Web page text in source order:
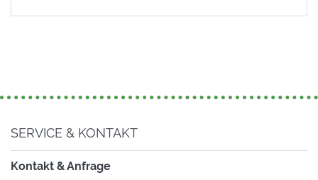
SERVICE & KONTAKT
Kontakt & Anfrage